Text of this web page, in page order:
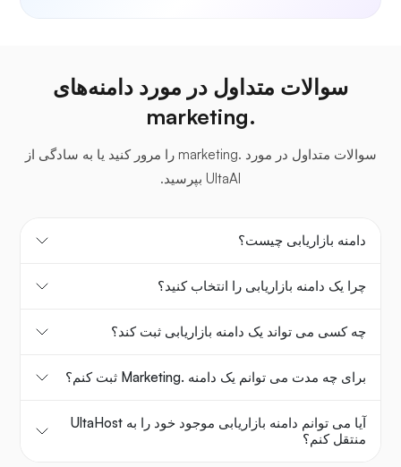
سوالات متداول در مورد دامنه‌های
.marketing
سوالات متداول در مورد .marketing را مرور کنید یا به سادگی از
UltaAI بپرسید.
دامنه بازاریابی چیست؟
چرا یک دامنه بازاریابی را انتخاب کنید؟
چه کسی می تواند یک دامنه بازاریابی ثبت کند؟
برای چه مدت می توانم یک دامنه .Marketing ثبت کنم؟
آیا می توانم دامنه بازاریابی موجود خود را به UltaHost
منتقل کنم؟